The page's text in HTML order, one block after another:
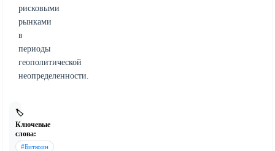
рисковыми
рынками
в
периоды
геополитической
неопределенности.
🏷️
Ключевые
слова:
#Биткоин